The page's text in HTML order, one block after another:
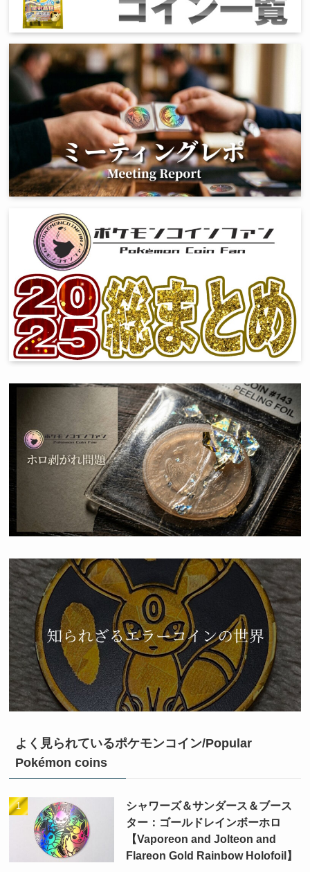
よく見られているポケモンコイン/Popular
Pokémon coins
シャワーズ＆サンダース＆ブース
ター：ゴールドレインボーホロ
【Vaporeon and Jolteon and
Flareon Gold Rainbow Holofoil】